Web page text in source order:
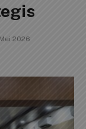
2026